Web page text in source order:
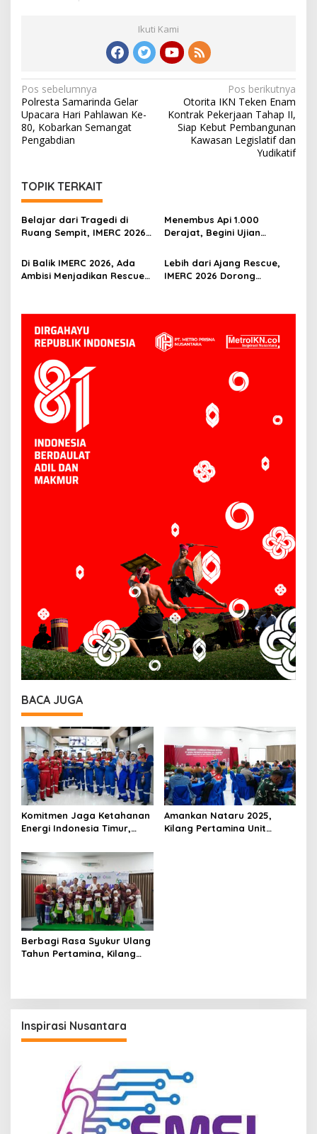
Ikuti Kami
Navigasi
pos
Pos sebelumnya
Polresta Samarinda Gelar
Upacara Hari Pahlawan Ke-
80, Kobarkan Semangat
Pengabdian
Pos berikutnya
Otorita IKN Teken Enam
Kontrak Pekerjaan Tahap II,
Siap Kebut Pembangunan
Kawasan Legislatif dan
Yudikatif
TOPIK TERKAIT
Belajar dari Tragedi di
Ruang Sempit, IMERC 2026
Selamatkan Korban
Menembus Api 1.000
Derajat, Begini Ujian
Di Balik IMERC 2026, Ada
Ambisi Menjadikan Rescuer
Lebih dari Ajang Rescue,
IMERC 2026 Dorong
BACA JUGA
Komitmen Jaga Ketahanan
Energi Indonesia Timur,
Balikpapan Lakukan THM
dan MWT Pada Malam
Pergantian Tahun 2026
Amankan Nataru 2025,
Kilang Pertamina Unit
Berbagi Rasa Syukur Ulang
Tahun Pertamina, Kilang
Inspirasi Nusantara